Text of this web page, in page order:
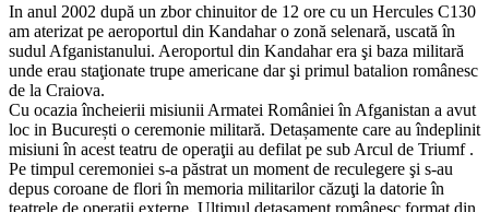
In anul 2002 după un zbor chinuitor de 12 ore cu un Hercules C130
am aterizat pe aeroportul din Kandahar o zonă selenară, uscată în
sudul Afganistanului. Aeroportul din Kandahar era şi baza militară
unde erau staţionate trupe americane dar şi primul batalion românesc
de la Craiova.
Cu ocazia încheierii misiunii Armatei României în Afganistan a avut
loc in București o ceremonie militară. Detașamente care au îndeplinit
misiuni în acest teatru de operaţii au defilat pe sub Arcul de Triumf .
Pe timpul ceremoniei s-a păstrat un moment de reculegere şi s-au
depus coroane de flori în memoria militarilor căzuţi la datorie în
teatrele de operaţii externe. Ultimul detaşament românesc format din